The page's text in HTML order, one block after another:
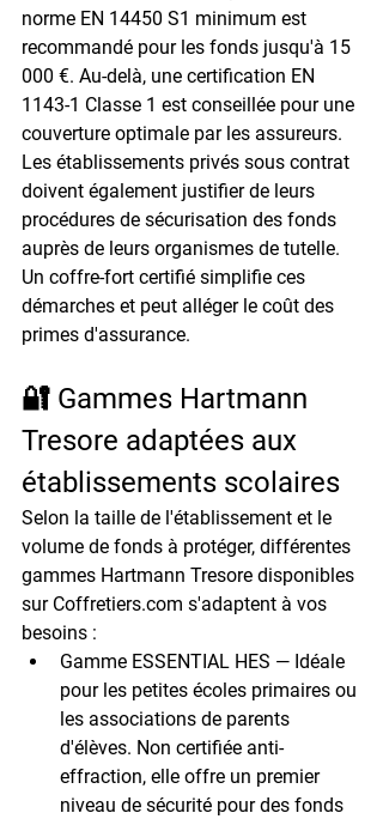
norme EN 14450 S1 minimum est
recommandé pour les fonds jusqu'à 15
000 €. Au-delà, une certification EN
1143-1 Classe 1 est conseillée pour une
couverture optimale par les assureurs.
Les établissements privés sous contrat
doivent également justifier de leurs
procédures de sécurisation des fonds
auprès de leurs organismes de tutelle.
Un coffre-fort certifié simplifie ces
démarches et peut alléger le coût des
primes d'assurance.
🔐 Gammes Hartmann
Tresore adaptées aux
établissements scolaires
Selon la taille de l'établissement et le
volume de fonds à protéger, différentes
gammes Hartmann Tresore disponibles
sur Coffretiers.com s'adaptent à vos
besoins :
Gamme ESSENTIAL HES — Idéale
pour les petites écoles primaires ou
les associations de parents
d'élèves. Non certifiée anti-
effraction, elle offre un premier
niveau de sécurité pour des fonds